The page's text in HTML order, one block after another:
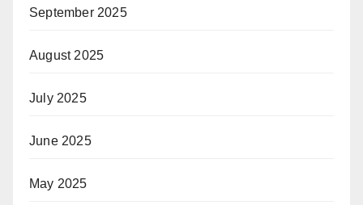
September 2025
August 2025
July 2025
June 2025
May 2025